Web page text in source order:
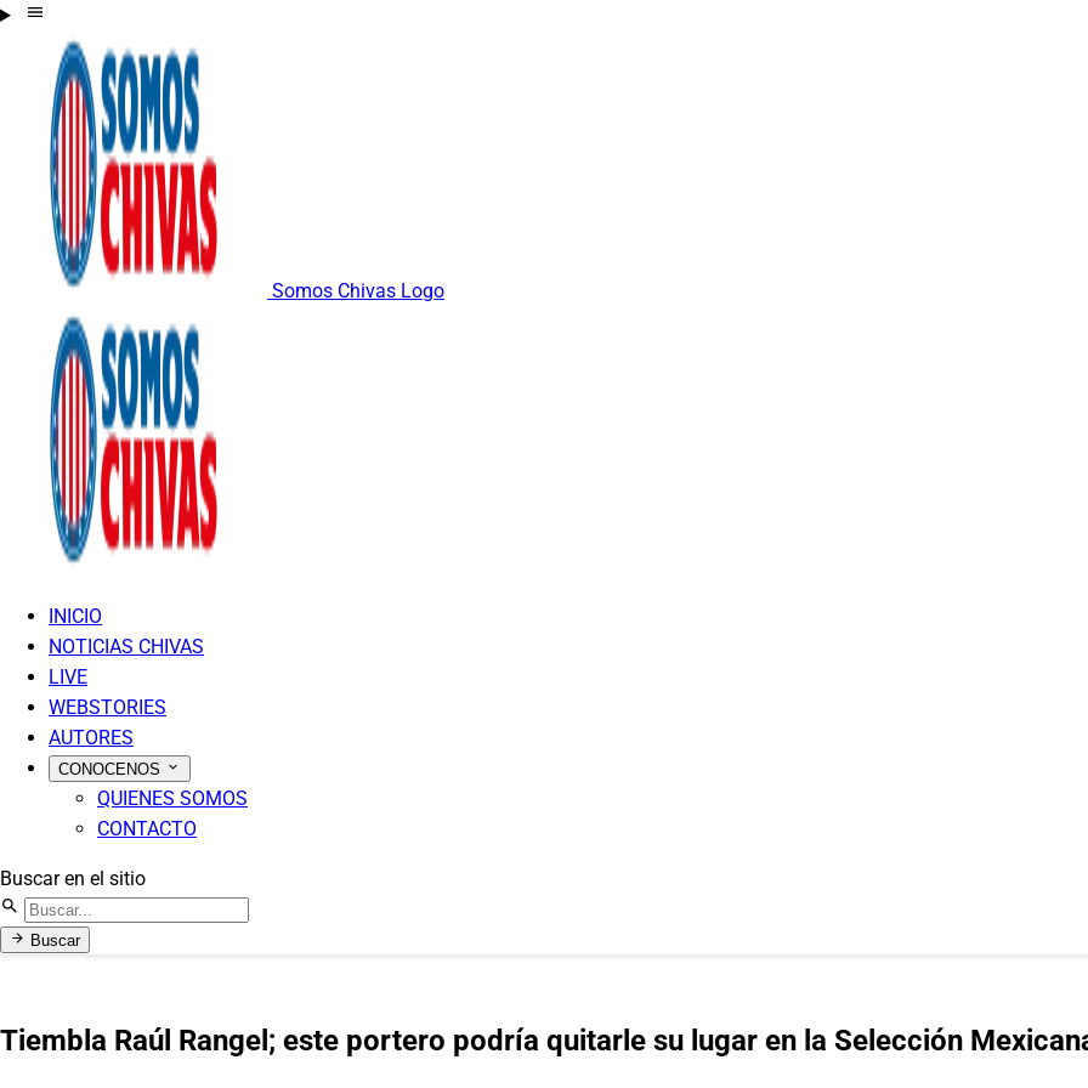
Somos Chivas Logo
INICIO
NOTICIAS CHIVAS
LIVE
WEBSTORIES
AUTORES
CONOCENOS
QUIENES SOMOS
CONTACTO
Buscar en el sitio
Buscar
Tiembla Raúl Rangel; este portero podría quitarle su lugar en la Selección